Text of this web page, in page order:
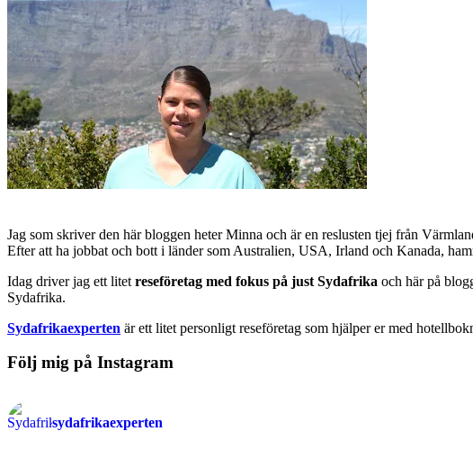
Jag som skriver den här bloggen heter Minna och är en reslusten tjej från
Efter att ha jobbat och bott i länder som Australien, USA, Irland och Kanada,
Idag driver jag ett litet reseföretag med fokus på just Sydafrika och här på
Sydafrika.
Sydafrikaexperten är ett litet personligt reseföretag som hjälper er med
Följ mig på Instagram
sydafrikaexperten